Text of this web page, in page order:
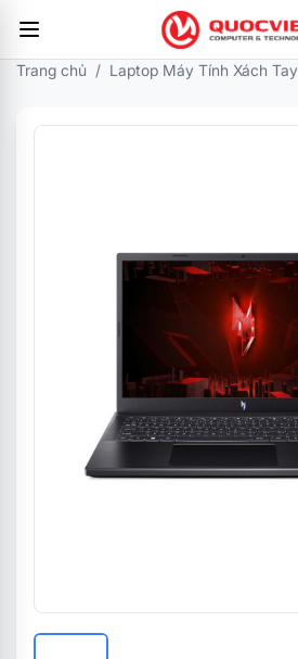
Trang chủ / Laptop Máy Tính Xách Tay